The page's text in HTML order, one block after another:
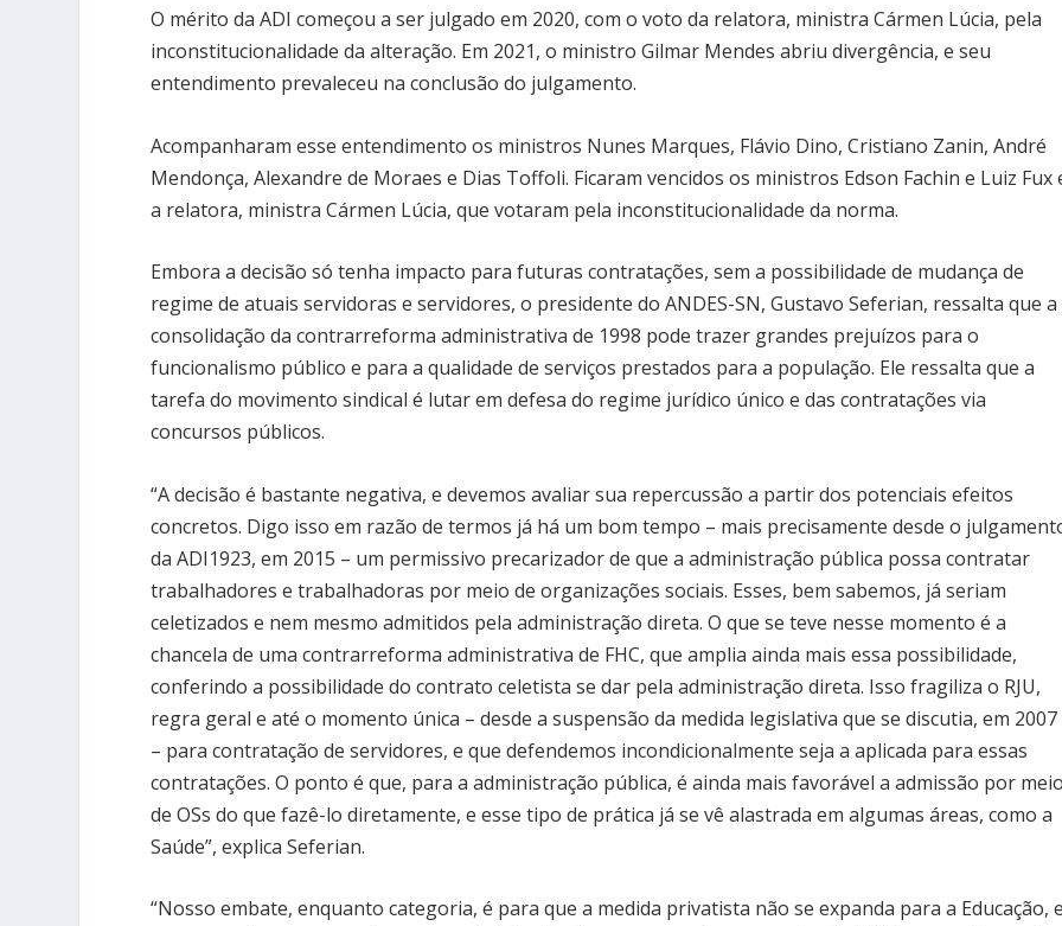
O mérito da ADI começou a ser julgado em 2020, com o voto da relatora, ministra Cármen Lúcia, pela
inconstitucionalidade da alteração. Em 2021, o ministro Gilmar Mendes abriu divergência, e seu
entendimento prevaleceu na conclusão do julgamento.
Acompanharam esse entendimento os ministros Nunes Marques, Flávio Dino, Cristiano Zanin, André
Mendonça, Alexandre de Moraes e Dias Toffoli. Ficaram vencidos os ministros Edson Fachin e Luiz Fux
a relatora, ministra Cármen Lúcia, que votaram pela inconstitucionalidade da norma.
Embora a decisão só tenha impacto para futuras contratações, sem a possibilidade de mudança de
regime de atuais servidoras e servidores, o presidente do ANDES-SN, Gustavo Seferian, ressalta que a
consolidação da contrarreforma administrativa de 1998 pode trazer grandes prejuízos para o
funcionalismo público e para a qualidade de serviços prestados para a população. Ele ressalta que a
tarefa do movimento sindical é lutar em defesa do regime jurídico único e das contratações via
concursos públicos.
“A decisão é bastante negativa, e devemos avaliar sua repercussão a partir dos potenciais efeitos
concretos. Digo isso em razão de termos já há um bom tempo – mais precisamente desde o
da ADI1923, em 2015 – um permissivo precarizador de que a administração pública possa contratar
trabalhadores e trabalhadoras por meio de organizações sociais. Esses, bem sabemos, já seriam
celetizados e nem mesmo admitidos pela administração direta. O que se teve nesse momento é a
chancela de uma contrarreforma administrativa de FHC, que amplia ainda mais essa possibilidade,
conferindo a possibilidade do contrato celetista se dar pela administração direta. Isso fragiliza o RJU,
regra geral e até o momento única – desde a suspensão da medida legislativa que se discutia, em 2007
– para contratação de servidores, e que defendemos incondicionalmente seja a aplicada para essas
contratações. O ponto é que, para a administração pública, é ainda mais favorável a admissão por
de OSs do que fazê-lo diretamente, e esse tipo de prática já se vê alastrada em algumas áreas, como a
Saúde”, explica Seferian.
“Nosso embate, enquanto categoria, é para que a medida privatista não se expanda para a Educação,